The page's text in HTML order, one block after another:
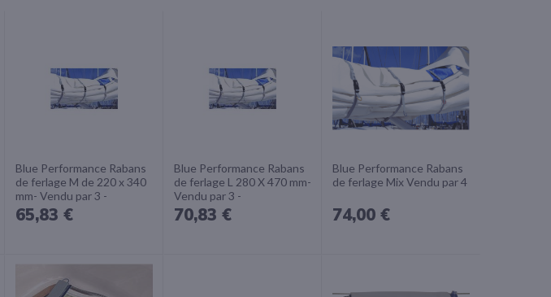
Blue Performance Rabans
de ferlage M de 220 x 340
mm- Vendu par 3 -
65,83 €
Blue Performance Rabans
de ferlage L 280 X 470 mm-
Vendu par 3 -
70,83 €
Blue Performance Rabans
de ferlage Mix Vendu par 4
74,00 €